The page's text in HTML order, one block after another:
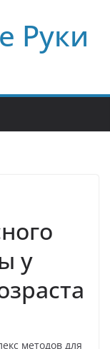
Руки
у
методов для